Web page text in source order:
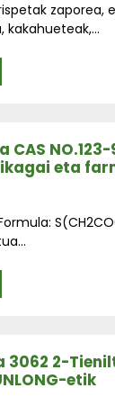
zaporea,
kakahueteak,...
eta
3062 2-
etik